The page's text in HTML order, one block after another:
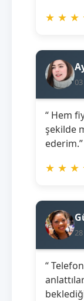
★ ★ ★
“ Hem
şekilde
ederim.”
★ ★ ★
“